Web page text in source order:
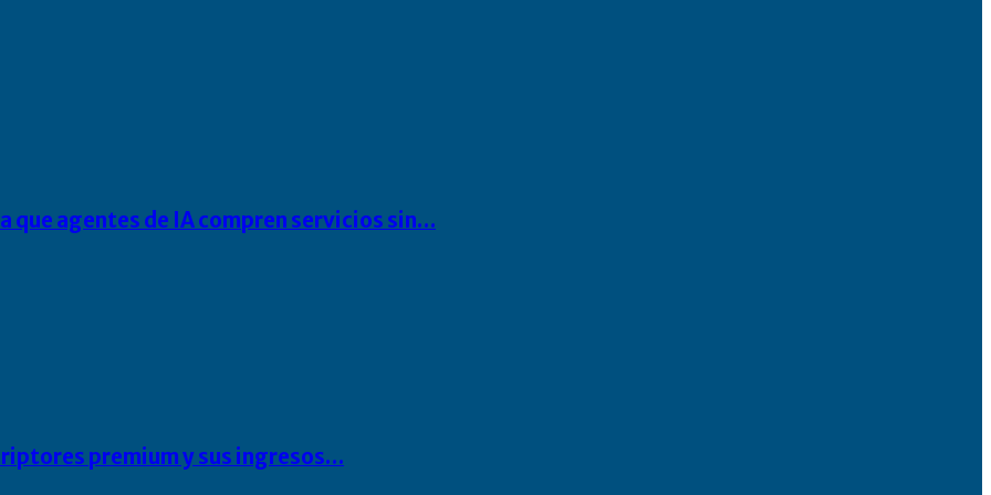
agentes de IA compren servicios sin…
premium y sus ingresos…